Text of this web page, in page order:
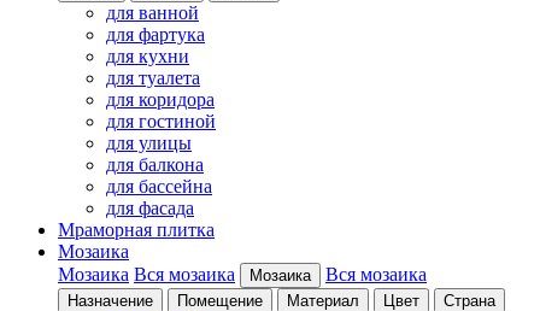
для ванной
для фартука
для кухни
для туалета
для коридора
для гостиной
для улицы
для балкона
для бассейна
для фасада
Мраморная плитка
Мозаика
Мозаика Вся мозаика Мозаика Вся мозаика
Назначение Помещение Материал Цвет Страна